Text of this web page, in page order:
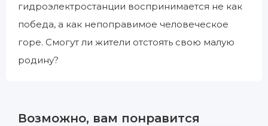
гидроэлектростанции воспринимается не как
победа, а как непоправимое человеческое
горе. Смогут ли жители отстоять свою малую
родину?
Возможно, вам понравится